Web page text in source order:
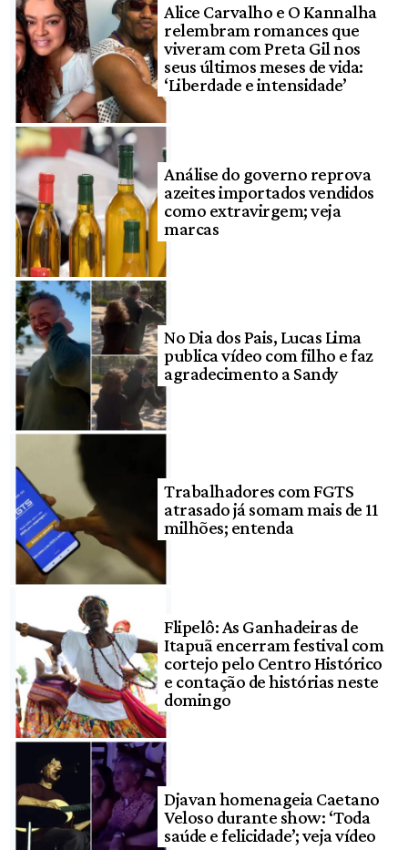
Alice Carvalho e O Kannalha
relembram romances que
viveram com Preta Gil nos
seus últimos meses de vida:
‘Liberdade e intensidade’
Análise do governo reprova
azeites importados vendidos
como extravirgem; veja
marcas
No Dia dos Pais, Lucas Lima
publica vídeo com filho e faz
agradecimento a Sandy
Trabalhadores com FGTS
atrasado já somam mais de 11
milhões; entenda
Flipelô: As Ganhadeiras de
Itapuã encerram festival com
cortejo pelo Centro Histórico
e contação de histórias neste
domingo
Djavan homenageia Caetano
Veloso durante show: ‘Toda
saúde e felicidade’; veja vídeo